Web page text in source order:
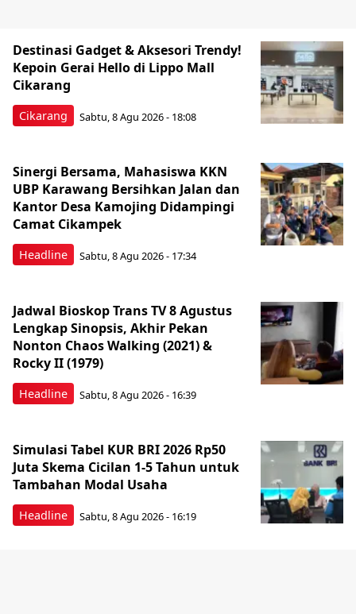
Cikarang
Destinasi Gadget & Aksesori Trendy!
Kepoin Gerai Hello di Lippo Mall
Cikarang
Sabtu, 8 Agu 2026 - 18:08
Headline
Sinergi Bersama, Mahasiswa KKN
UBP Karawang Bersihkan Jalan dan
Kantor Desa Kamojing Didampingi
Camat Cikampek
Sabtu, 8 Agu 2026 - 17:34
Headline
Jadwal Bioskop Trans TV 8 Agustus
Lengkap Sinopsis, Akhir Pekan
Nonton Chaos Walking (2021) &
Rocky II (1979)
Sabtu, 8 Agu 2026 - 16:39
Headline
Simulasi Tabel KUR BRI 2026 Rp50
Juta Skema Cicilan 1-5 Tahun untuk
Tambahan Modal Usaha
Sabtu, 8 Agu 2026 - 16:19